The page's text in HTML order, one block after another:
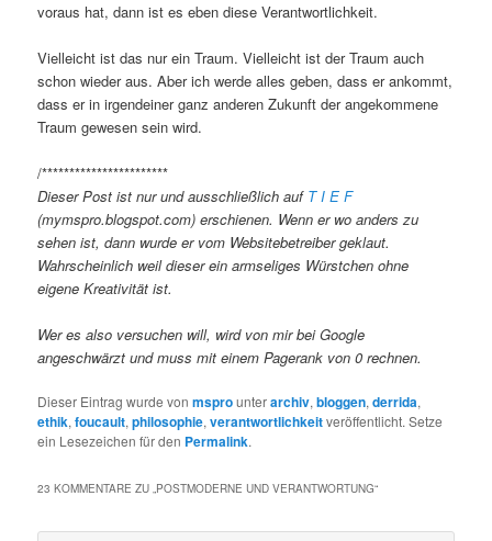
voraus hat, dann ist es eben diese Verantwortlichkeit.
Vielleicht ist das nur ein Traum. Vielleicht ist der Traum auch
schon wieder aus. Aber ich werde alles geben, dass er ankommt,
dass er in irgendeiner ganz anderen Zukunft der angekommene
Traum gewesen sein wird.
/***********************
Dieser Post ist nur und ausschließlich auf T I E F
(mymspro.blogspot.com) erschienen. Wenn er wo anders zu
sehen ist, dann wurde er vom Websitebetreiber geklaut.
Wahrscheinlich weil dieser ein armseliges Würstchen ohne
eigene Kreativität ist.
Wer es also versuchen will, wird von mir bei Google
angeschwärzt und muss mit einem Pagerank von 0 rechnen.
Dieser Eintrag wurde vonmsprounterarchiv,bloggen,derrida,
ethik,foucault,philosophie,verantwortlichkeitveröffentlicht. Setze
ein Lesezeichen für den Permalink.
23 KOMMENTARE ZU „POSTMODERNE UND VERANTWORTUNG“